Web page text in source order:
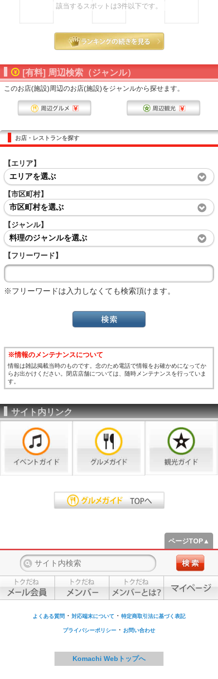
該当するスポットは3件以下です。
[有料] 周辺検索（ジャンル）
このお店(施設)周辺のお店(施設)をジャンルから探せます。
お店・レストランを探す
【エリア】
エリアを選ぶ
【市区町村】
市区町村を選ぶ
【ジャンル】
料理のジャンルを選ぶ
【フリーワード】
※フリーワードは入力しなくても検索頂けます。
※情報のメンテナンスについて
情報は雑誌掲載当時のものです。念のため電話で情報をお確かめになってか
らお出かけください。閉店店舗については、随時メンテナンスを行っていま
す。
サイト内リンク
ページTOP▲
よくある質問 ・ 対応端末について ・ 特定商取引法に基づく表記
プライバシーポリシー ・ お問い合わせ
Komachi Webトップへ